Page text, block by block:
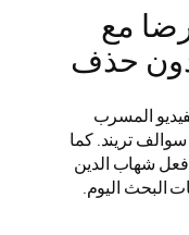
مع
حذف
المسرب
تريند. كما
فعل شهاب الدين
البحث اليوم.